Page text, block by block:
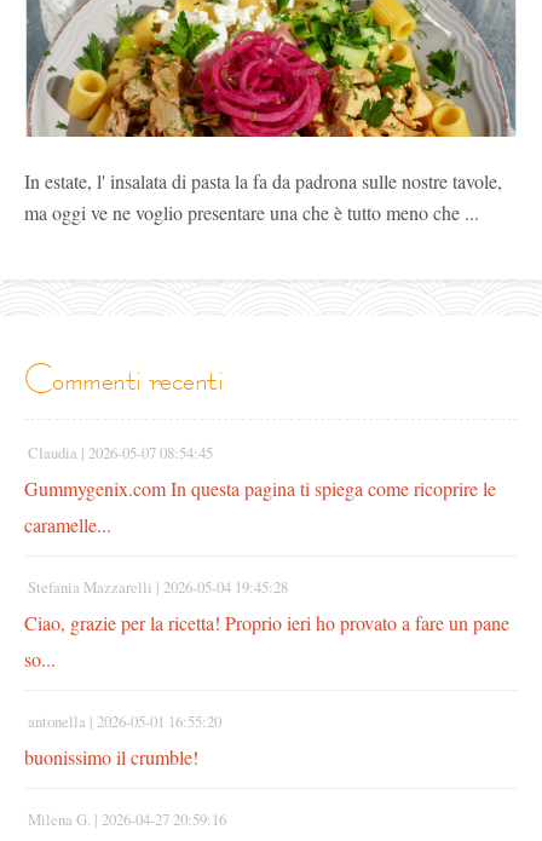
In estate, l' insalata di pasta la fa da padrona sulle nostre tavole,
ma oggi ve ne voglio presentare una che è tutto meno che ...
commenti recenti
Claudia | 2026-05-07 08:54:45
Gummygenix.com In questa pagina ti spiega come ricoprire le
caramelle...
Stefania Mazzarelli | 2026-05-04 19:45:28
Ciao, grazie per la ricetta! Proprio ieri ho provato a fare un pane
so...
antonella | 2026-05-01 16:55:20
buonissimo il crumble!
Milena G. | 2026-04-27 20:59:16